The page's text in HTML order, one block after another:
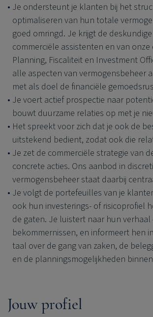
Je ondersteunt je klanten bij het
optimaliseren van hun totale
goed omringd. Je krijgt de
commerciële assistenten en van
Planning, Fiscaliteit en Investment
alle aspecten van vermogensbeheer
met als doel de financiële
Je voert actief prospectie naar
bouwt duurzame relaties op met je
Het spreekt voor zich dat je ook de
uitstekend bedient, zodat ook die
Je zet de commerciële strategie van
concrete acties. Ons aanbod in
vermogensbeheer staat daarbij
Je volgt de portefeuilles van je
ook hun investerings- of risicoprofiel
de gaten. Je luistert naar hun verhaal
bekommernissen, en informeert hen
taal over de gang van zaken, de
en de planningsmogelijkheden
Jouw profiel